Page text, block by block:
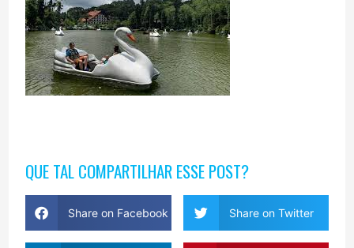
QUE TAL COMPARTILHAR ESSE POST?
Share on Facebook Share on Twitter